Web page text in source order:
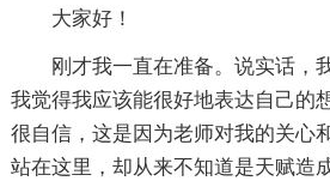
大家好！
刚才我一直在准备。说实话，
我觉得我应该能很好地表达自己的
很自信，这是因为老师对我的关心
站在这里，却从来不知道是天赋造